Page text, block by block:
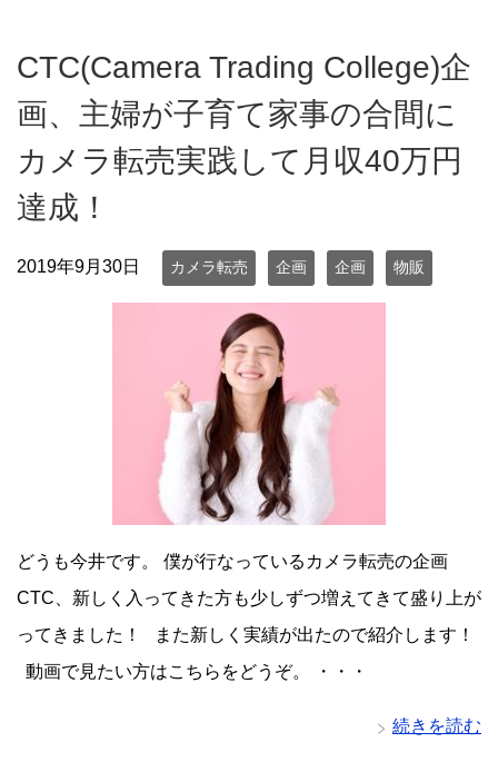
CTC(Camera Trading College)企
画、主婦が子育て家事の合間に
カメラ転売実践して月収40万円
達成！
2019年9月30日 カメラ転売 企画 企画 物販
どうも今井です。 僕が行なっているカメラ転売の企画
CTC、新しく入ってきた方も少しずつ増えてきて盛り上が
ってきました！ また新しく実績が出たので紹介します！
動画で見たい方はこちらをどうぞ。 ・・・
続きを読む